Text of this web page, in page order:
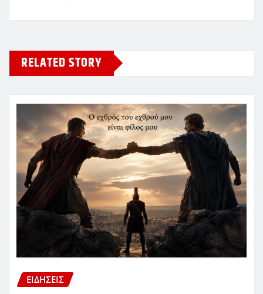
RELATED STORY
ΕΙΔΗΣΕΙΣ